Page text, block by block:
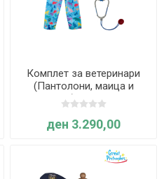
Комплет за ветеринари
(Пантолони, маица и
додатоци) - 5-6 години -
Great Pretenders
ден 3.290,00